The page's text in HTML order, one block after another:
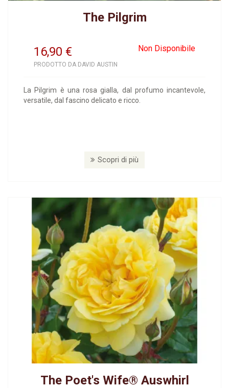
The Pilgrim
16,90 Non Disponibile
€
PRODOTTO DA DAVID AUSTIN
La Pilgrim è una rosa gialla, dal profumo incantevole,
versatile, dal fascino delicato e ricco.
Scopri di più
The Poet's Wife® Auswhirl